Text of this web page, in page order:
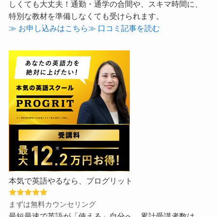
しくても大丈夫！通勤・通学の合間や、スキマ時間に、
特別な教材を準備しなくても受けられます。
≫ お申し込みはこちら≫ 口コミ記事を読む
本気で英語やるなら、プログリット
まずは無料カウンセリング